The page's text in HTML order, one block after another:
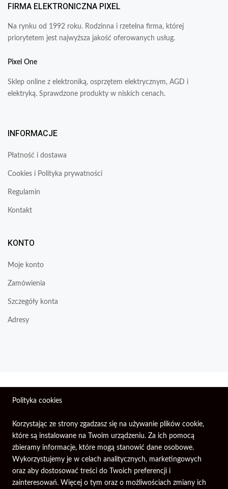
FIRMA ELEKTRONICZNA PIXEL
Na rynku od 1992 roku. Rodzinna i rzetelna firma, której
priorytetem jest najwyższa jakość oferowanych usług.
Pixel One
Sklep online z elektroniką, osprzętem elektrycznym, AGD i
elektryką. Sprawdzone produkty w niskich cenach.
INFORMACJE
Płatność i dostawa
Cookies i Polityka prywatności
Regulamin
Kontakt
KONTO
Moje konto
Zamówienia
Szczegóły konta
Adresy
Wszelkie prawa zastrzeżone © 2026 | Firma Elektroniczna
Polityka cookies
Korzystając ze strony zgadzasz się na używanie plików cookie,
które są instalowane na Twoim urządzeniu. Za ich pomocą
zbieramy informacje, które mogą stanowić dane osobowe.
Wykorzystujemy je w celach analitycznych, marketingowych
oraz aby dostosować treści do Twoich preferencji i
zainteresowań. Więcej o tym oraz o możliwościach zmiany ich